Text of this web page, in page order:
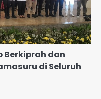
Berkiprah dan
di Seluruh